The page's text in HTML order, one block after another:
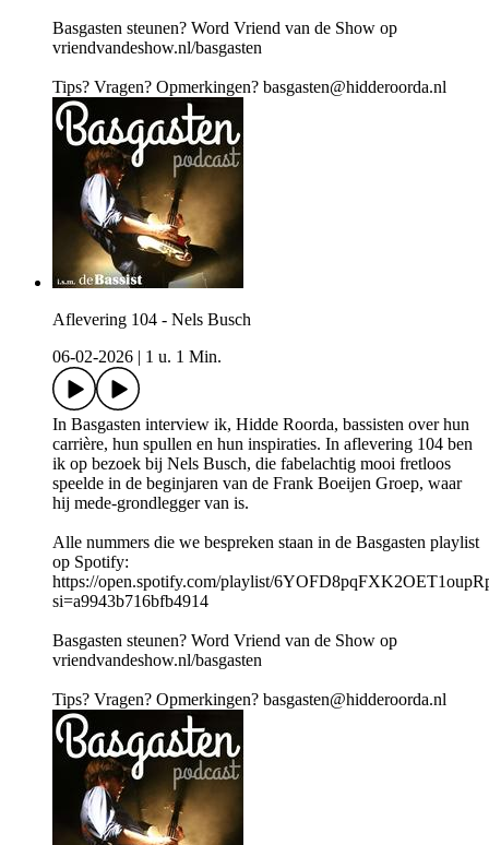
Basgasten steunen? Word Vriend van de Show op
vriendvandeshow.nl/basgasten
Tips? Vragen? Opmerkingen? basgasten@hidderoorda.nl
Aflevering 104 - Nels Busch
06-02-2026
1 u. 1 Min.
In Basgasten interview ik, Hidde Roorda, bassisten over hun
carrière, hun spullen en hun inspiraties. In aflevering 104 ben
ik op bezoek bij Nels Busch, die fabelachtig mooi fretloos
speelde in de beginjaren van de Frank Boeijen Groep, waar
hij mede-grondlegger van is.
Alle nummers die we bespreken staan in de Basgasten playlist
op Spotify:
https://open.spotify.com/playlist/
si=a9943b716bfb4914
Basgasten steunen? Word Vriend van de Show op
vriendvandeshow.nl/basgasten
Tips? Vragen? Opmerkingen? basgasten@hidderoorda.nl